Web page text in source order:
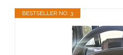
BESTSELLER NO. 3